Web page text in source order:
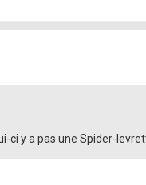
ci y a pas une Spider-